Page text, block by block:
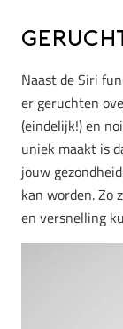
Naast de Siri
er geruchten
(eindelijk!) en
uniek maakt is
jouw
kan worden. Zo
en versnelling